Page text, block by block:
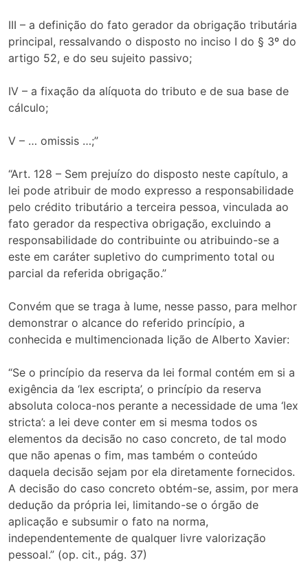
III – a definição do fato gerador da obrigação tributária
principal, ressalvando o disposto no inciso I do § 3º do
artigo 52, e do seu sujeito passivo;
IV – a fixação da alíquota do tributo e de sua base de
cálculo;
V – … omissis …;”
“Art. 128 – Sem prejuízo do disposto neste capítulo, a
lei pode atribuir de modo expresso a responsabilidade
pelo crédito tributário a terceira pessoa, vinculada ao
fato gerador da respectiva obrigação, excluindo a
responsabilidade do contribuinte ou atribuindo-se a
este em caráter supletivo do cumprimento total ou
parcial da referida obrigação.”
Convém que se traga à lume, nesse passo, para melhor
demonstrar o alcance do referido princípio, a
conhecida e multimencionada lição de Alberto Xavier:
“Se o princípio da reserva da lei formal contém em si a
exigência da ‘lex escripta’, o princípio da reserva
absoluta coloca-nos perante a necessidade de uma ‘lex
stricta’: a lei deve conter em si mesma todos os
elementos da decisão no caso concreto, de tal modo
que não apenas o fim, mas também o conteúdo
daquela decisão sejam por ela diretamente fornecidos.
A decisão do caso concreto obtém-se, assim, por mera
dedução da própria lei, limitando-se o órgão de
aplicação e subsumir o fato na norma,
independentemente de qualquer livre valorização
pessoal.” (op. cit., pág. 37)